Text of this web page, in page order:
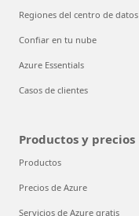
Regiones del centro de datos
Confiar en tu nube
Azure Essentials
Casos de clientes
Productos y precios
Productos
Precios de Azure
Servicios de Azure gratis